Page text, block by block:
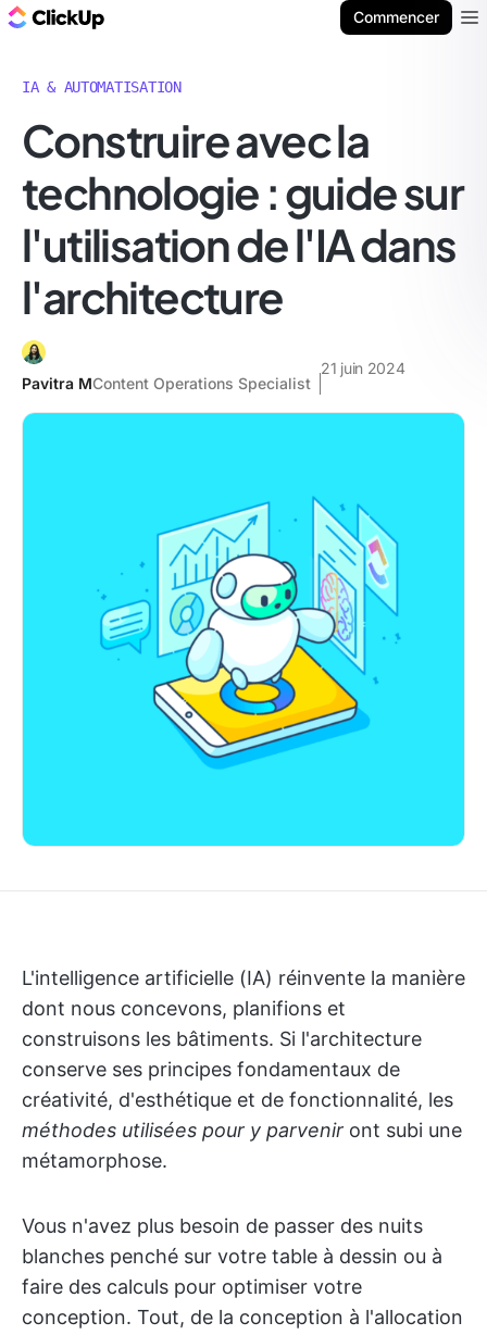
Commencer
IA & AUTOMATISATION
Construire avec la
technologie : guide sur
l'utilisation de l'IA dans
l'architecture
Pavitra MContent Operations Specialist
21 juin 2024
L'intelligence artificielle (IA) réinvente la manière
dont nous concevons, planifions et
construisons les bâtiments. Si l'architecture
conserve ses principes fondamentaux de
créativité, d'esthétique et de fonctionnalité, les
méthodes utilisées pour y parvenir ont subi une
métamorphose.
Vous n'avez plus besoin de passer des nuits
blanches penché sur votre table à dessin ou à
faire des calculs pour optimiser votre
conception. Tout, de la conception à l'allocation